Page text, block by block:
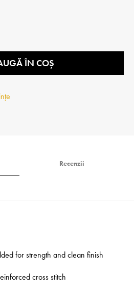
ÎN COȘ
Recenzii
for strength and clean finish
cross stitch